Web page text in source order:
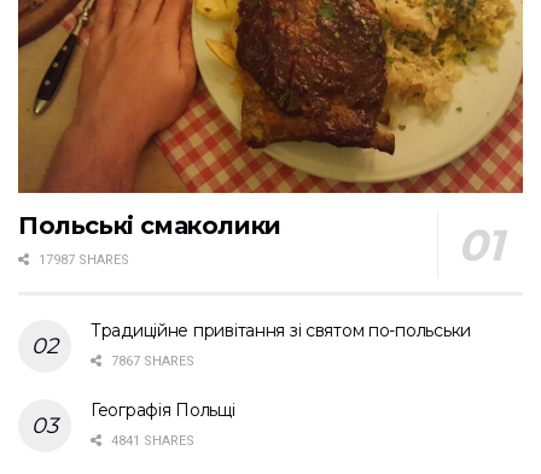
Польські смаколики
17987 SHARES
Традиційне привітання зі святом по-польськи
7867 SHARES
Географія Польщі
4841 SHARES